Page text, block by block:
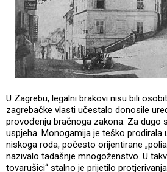
U Zagrebu, legalni brakovi nisu bili
zagrebačke vlasti učestalo donosile
provođenju bračnoga zakona. Za dugo
uspjeha. Monogamija je teško prodirala
niskoga roda, počesto orijentirane
nazivalo tadašnje mnogoženstvo. U
tovarušici“ stalno je prijetilo